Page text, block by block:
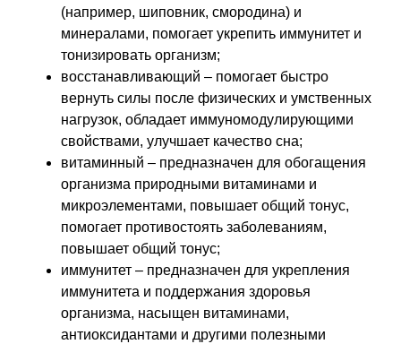
(например, шиповник, смородина) и
минералами, помогает укрепить иммунитет и
тонизировать организм;
восстанавливающий – помогает быстро
вернуть силы после физических и умственных
нагрузок, обладает иммуномодулирующими
свойствами, улучшает качество сна;
витаминный – предназначен для обогащения
организма природными витаминами и
микроэлементами, повышает общий тонус,
помогает противостоять заболеваниям,
повышает общий тонус;
иммунитет – предназначен для укрепления
иммунитета и поддержания здоровья
организма, насыщен витаминами,
антиоксидантами и другими полезными